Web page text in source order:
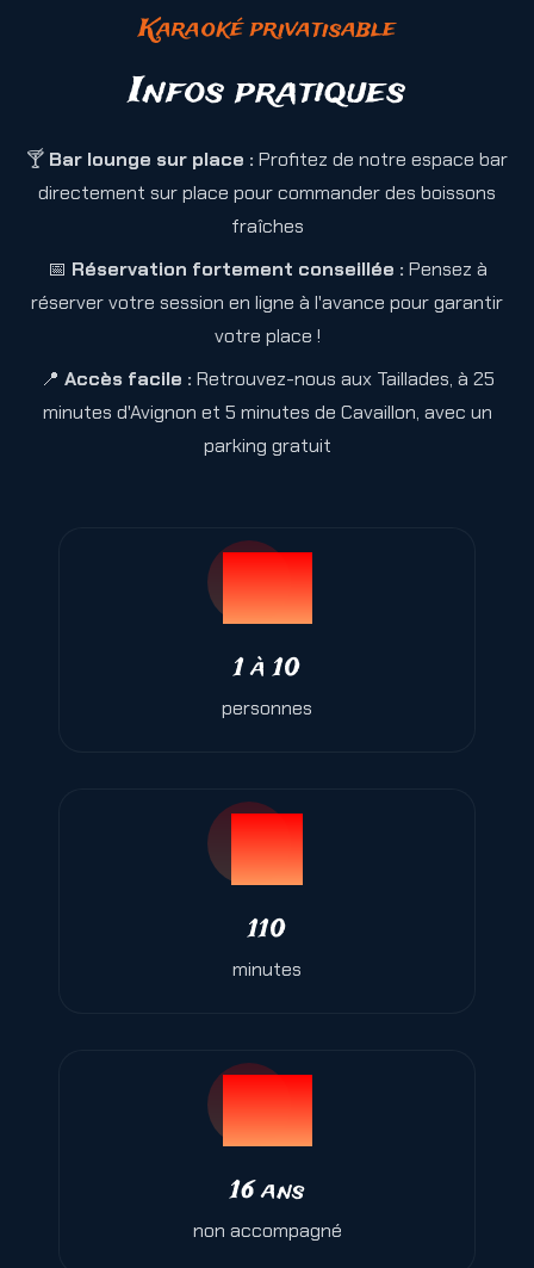
Karaoké privatisable
Infos pratiques
🍸 Bar lounge sur place : Profitez de notre espace bar
directement sur place pour commander des boissons
fraîches
📅 Réservation fortement conseillée : Pensez à
réserver votre session en ligne à l'avance pour garantir
votre place !
📍 Accès facile : Retrouvez-nous aux Taillades, à 25
minutes d'Avignon et 5 minutes de Cavaillon, avec un
parking gratuit
1 à 10
personnes
110
minutes
16 ans
non accompagné